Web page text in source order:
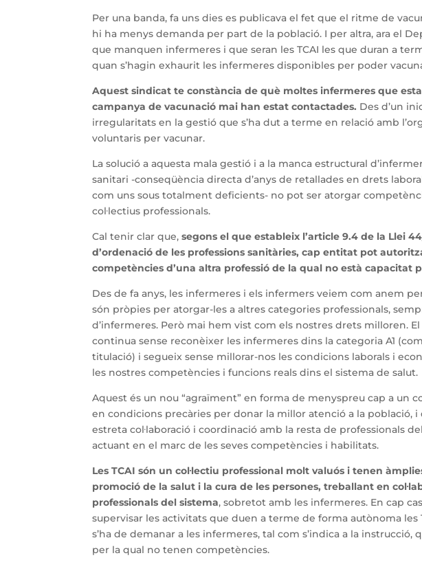
Per una banda, fa uns dies es publicava el fet que el ritme de
hi ha menys demanda per part de la població. I per altra, ara el
que manquen infermeres i que seran les TCAI les que duran a
quan s’hagin exhaurit les infermeres disponibles per poder
Aquest sindicat te constància de què moltes infermeres que
campanya de vacunació mai han estat contactades. Des d’un
irregularitats en la gestió que s’ha dut a terme en relació amb
voluntaris per vacunar.
La solució a aquesta mala gestió i a la manca estructural
sanitari -conseqüència directa d’anys de retallades en drets
com uns sous totalment deficients- no pot ser atorgar
col·lectius professionals.
Cal tenir clar que,segons el que estableix l’article 9.4 de la Llei
d’ordenació de les professions sanitàries, cap entitat pot
competències d’una altra professió de la qual no està capacitat
Des de fa anys, les infermeres i els infermers veiem com anem
són pròpies per atorgar-les a altres categories professionals,
d’infermeres. Però mai hem vist com els nostres drets milloren.
continua sense reconèixer les infermeres dins la categoria A1
titulació) i segueix sense millorar-nos les condicions laborals i
les nostres competències i funcions reals dins el sistema de salut.
Aquest és un nou “agraïment” en forma de menyspreu cap a un
en condicions precàries per donar la millor atenció a la població,
estreta col·laboració i coordinació amb la resta de professionals
actuant en el marc de les seves competències i habilitats.
Les TCAI són un col·lectiu professional molt valuós i tenen
promoció de la salut i la cura de les persones, treballant en
professionals del sistema, sobretot amb les infermeres. En cap
supervisar les activitats que duen a terme de forma autònoma les
s’ha de demanar a les infermeres, tal com s’indica a la instrucció,
per la qual no tenen competències.